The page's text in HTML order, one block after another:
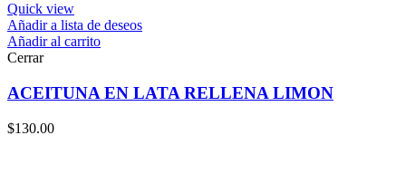
Quick view
Añadir a lista de deseos
Añadir al carrito
Cerrar
ACEITUNA EN LATA RELLENA LIMON
$130.00